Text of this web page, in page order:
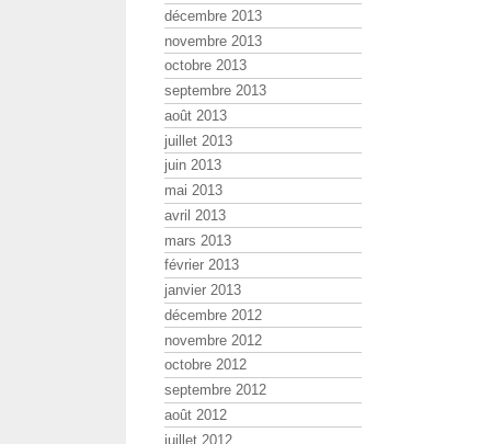
décembre 2013
novembre 2013
octobre 2013
septembre 2013
août 2013
juillet 2013
juin 2013
mai 2013
avril 2013
mars 2013
février 2013
janvier 2013
décembre 2012
novembre 2012
octobre 2012
septembre 2012
août 2012
juillet 2012